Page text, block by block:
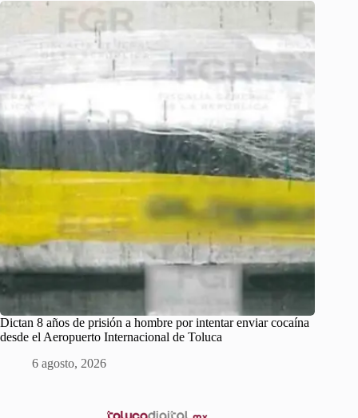
Dictan 8 años de prisión a hombre por intentar enviar cocaína
desde el Aeropuerto Internacional de Toluca
6 agosto, 2026